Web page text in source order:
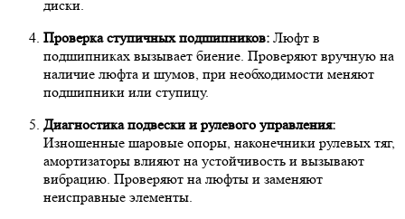
диски.
Проверка ступичных подшипников: Люфт в
подшипниках вызывает биение. Проверяют вручную на
наличие люфта и шумов, при необходимости меняют
подшипники или ступицу.
Диагностика подвески и рулевого управления:
Изношенные шаровые опоры, наконечники рулевых тяг,
амортизаторы влияют на устойчивость и вызывают
вибрацию. Проверяют на люфты и заменяют
неисправные элементы.